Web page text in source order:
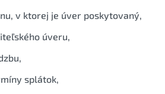
v ktorej je úver poskytovaný,
úveru,
splátok,